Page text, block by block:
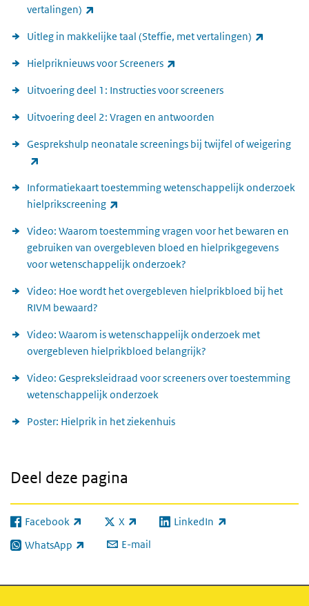
vertalingen)
Uitleg in makkelijke taal (Steffie, met vertalingen)
Hielpriknieuws voor Screeners
Uitvoering deel 1: Instructies voor screeners
Uitvoering deel 2: Vragen en antwoorden
Gesprekshulp neonatale screenings bij twijfel of weigering
Informatiekaart toestemming wetenschappelijk onderzoek
hielprikscreening
Video: Waarom toestemming vragen voor het bewaren en
gebruiken van overgebleven bloed en hielprikgegevens
voor wetenschappelijk onderzoek?
Video: Hoe wordt het overgebleven hielprikbloed bij het
RIVM bewaard?
Video: Waarom is wetenschappelijk onderzoek met
overgebleven hielprikbloed belangrijk?
Video: Gespreksleidraad voor screeners over toestemming
wetenschappelijk onderzoek
Poster: Hielprik in het ziekenhuis
Deel deze pagina
Facebook
(externe link) X
(externe link) LinkedIn
(externe link)
WhatsApp
(externe link) E-mail